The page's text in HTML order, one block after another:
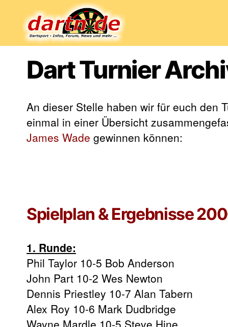
Dart Turnier
An dieser Stelle haben wir für euch den
einmal in einer Übersicht
James Wade gewinnen können:
Spielplan & Ergebnisse
1. Runde:
Phil Taylor 10-5 Bob Anderson
John Part 10-2 Wes Newton
Dennis Priestley 10-7 Alan Tabern
Alex Roy 10-6 Mark Dudbridge